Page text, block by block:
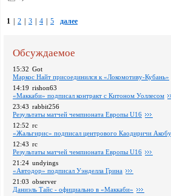
1 2 3 4 5 далее
Обсуждаемое
15:32 Got
Маркос Найт присоединился к «Локомотиву-Кубань»
14:19 rishon63
«Маккаби» подписал контракт с Китоном Уоллесом
23:43 rabbit256
Pезультаты матчей чемпионата Европы U16
12:52 rc
«Жальгирис» подписал центрового Каодиричи
12:43 rc
Pезультаты матчей чемпионата Европы U16
21:24 undyings
«Автодор» подписал Уэнделла Грина
21:03 observer
Даниэль Тайс - официально в «Маккаби»